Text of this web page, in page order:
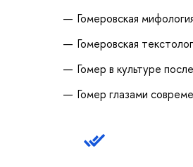
Гомеровская
Гомеровская
Гомер в культуре
Гомер глазами